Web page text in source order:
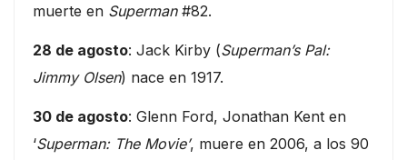
muerte en Superman#82.
28 de agosto: Jack Kirby (Superman’s Pal:
Jimmy Olsen) nace en 1917.
30 de agosto: Glenn Ford, Jonathan Kent en
‘Superman: The Movie’, muere en 2006, a los 90